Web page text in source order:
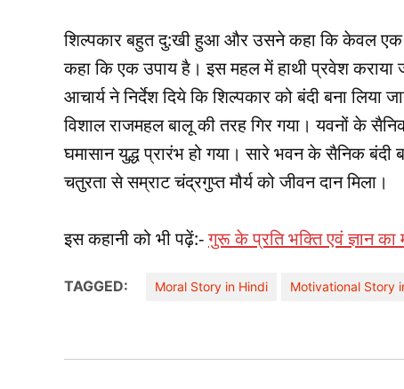
शिल्‍पकार बहुत दु:खी हुआ और उसने कहा कि केवल एक
कहा कि एक उपाय है। इस महल में हाथी प्रवेश
आचार्य ने निर्देश दिये कि शिल्‍पकार को बंदी बना
विशाल राजमहल बालू की तरह गिर गया। यवनों के
घमासान युद्ध प्रारंभ हो गया। सारे भवन के सैनिक
चतुरता से सम्राट चंद्रगुप्‍त मौर्य को जीवन दान मिला।
इस कहानी को भी पढ़ें:-गुरू के प्रति भक्ति एवं ज्ञान
TAGGED: Moral Story in Hindi Motivational Story